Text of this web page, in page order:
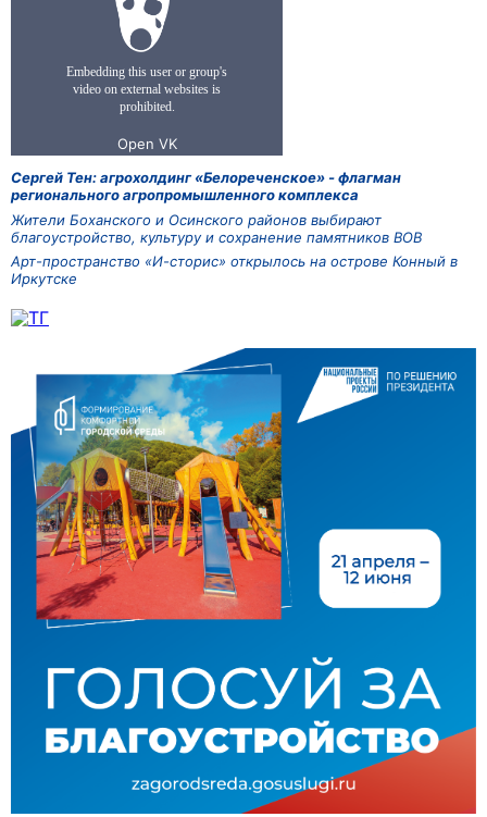
Сергей Тен: агрохолдинг «Белореченское» - флагман
регионального агропромышленного комплекса
Жители Боханского и Осинского районов выбирают
благоустройство, культуру и сохранение памятников ВОВ
Арт-пространство «И-сторис» открылось на острове Конный в
Иркутске